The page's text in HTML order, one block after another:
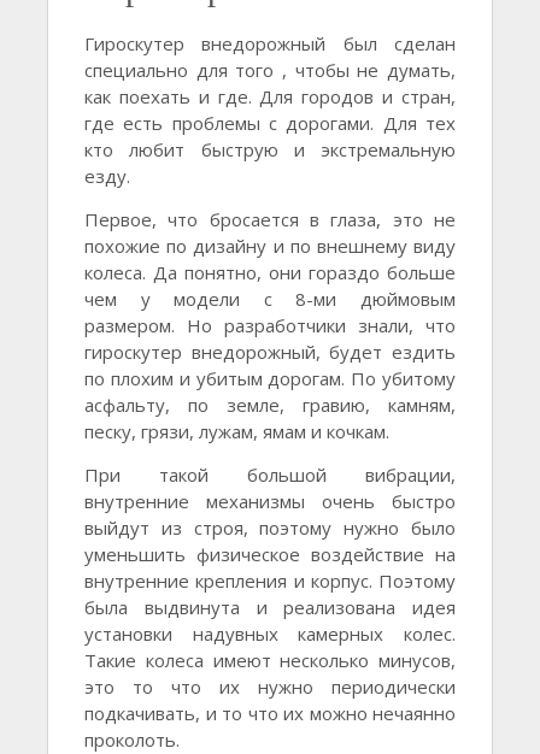
Гироскутер внедорожный был сделан
специально для того , чтобы не думать,
как поехать и где. Для городов и стран,
где есть проблемы с дорогами. Для тех
кто любит быструю и экстремальную
езду.
Первое, что бросается в глаза, это не
похожие по дизайну и по внешнему виду
колеса. Да понятно, они гораздо больше
чем у модели с 8-ми дюймовым
размером. Но разработчики знали, что
гироскутер внедорожный, будет ездить
по плохим и убитым дорогам. По убитому
асфальту, по земле, гравию, камням,
песку, грязи, лужам, ямам и кочкам.
При такой большой вибрации,
внутренние механизмы очень быстро
выйдут из строя, поэтому нужно было
уменьшить физическое воздействие на
внутренние крепления и корпус. Поэтому
была выдвинута и реализована идея
установки надувных камерных колес.
Такие колеса имеют несколько минусов,
это то что их нужно периодически
подкачивать, и то что их можно нечаянно
проколоть.